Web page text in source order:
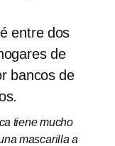
entre dos
de
bancos de
tiene mucho
mascarilla a